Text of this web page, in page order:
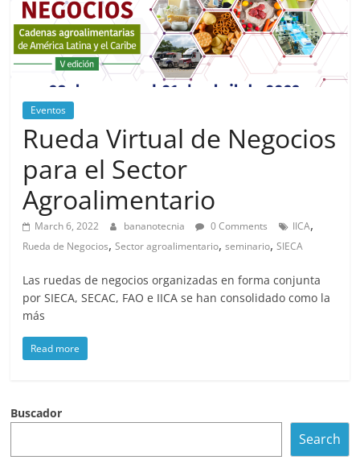
Eventos
Rueda Virtual de Negocios
para el Sector
Agroalimentario
March 6, 2022 bananotecnia 0 Comments IICA,
Rueda de Negocios,Sector agroalimentario,seminario,SIECA
Las ruedas de negocios organizadas en forma conjunta
por SIECA, SECAC, FAO e IICA se han consolidado como la
más
Read more
Buscador
Search